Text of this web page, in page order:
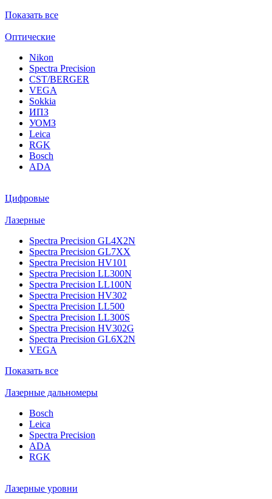
Показать все
Оптические
Nikon
Spectra Precision
CST/BERGER
VEGA
Sokkia
ИПЗ
УОМЗ
Leica
RGK
Bosch
ADA
Цифровые
Лазерные
Spectra Precision GL4X2N
Spectra Precision GL7XX
Spectra Precision HV101
Spectra Precision LL300N
Spectra Precision LL100N
Spectra Precision HV302
Spectra Precision LL500
Spectra Precision LL300S
Spectra Precision HV302G
Spectra Precision GL6X2N
VEGA
Показать все
Лазерные дальномеры
Bosch
Leica
Spectra Precision
ADA
RGK
Лазерные уровни